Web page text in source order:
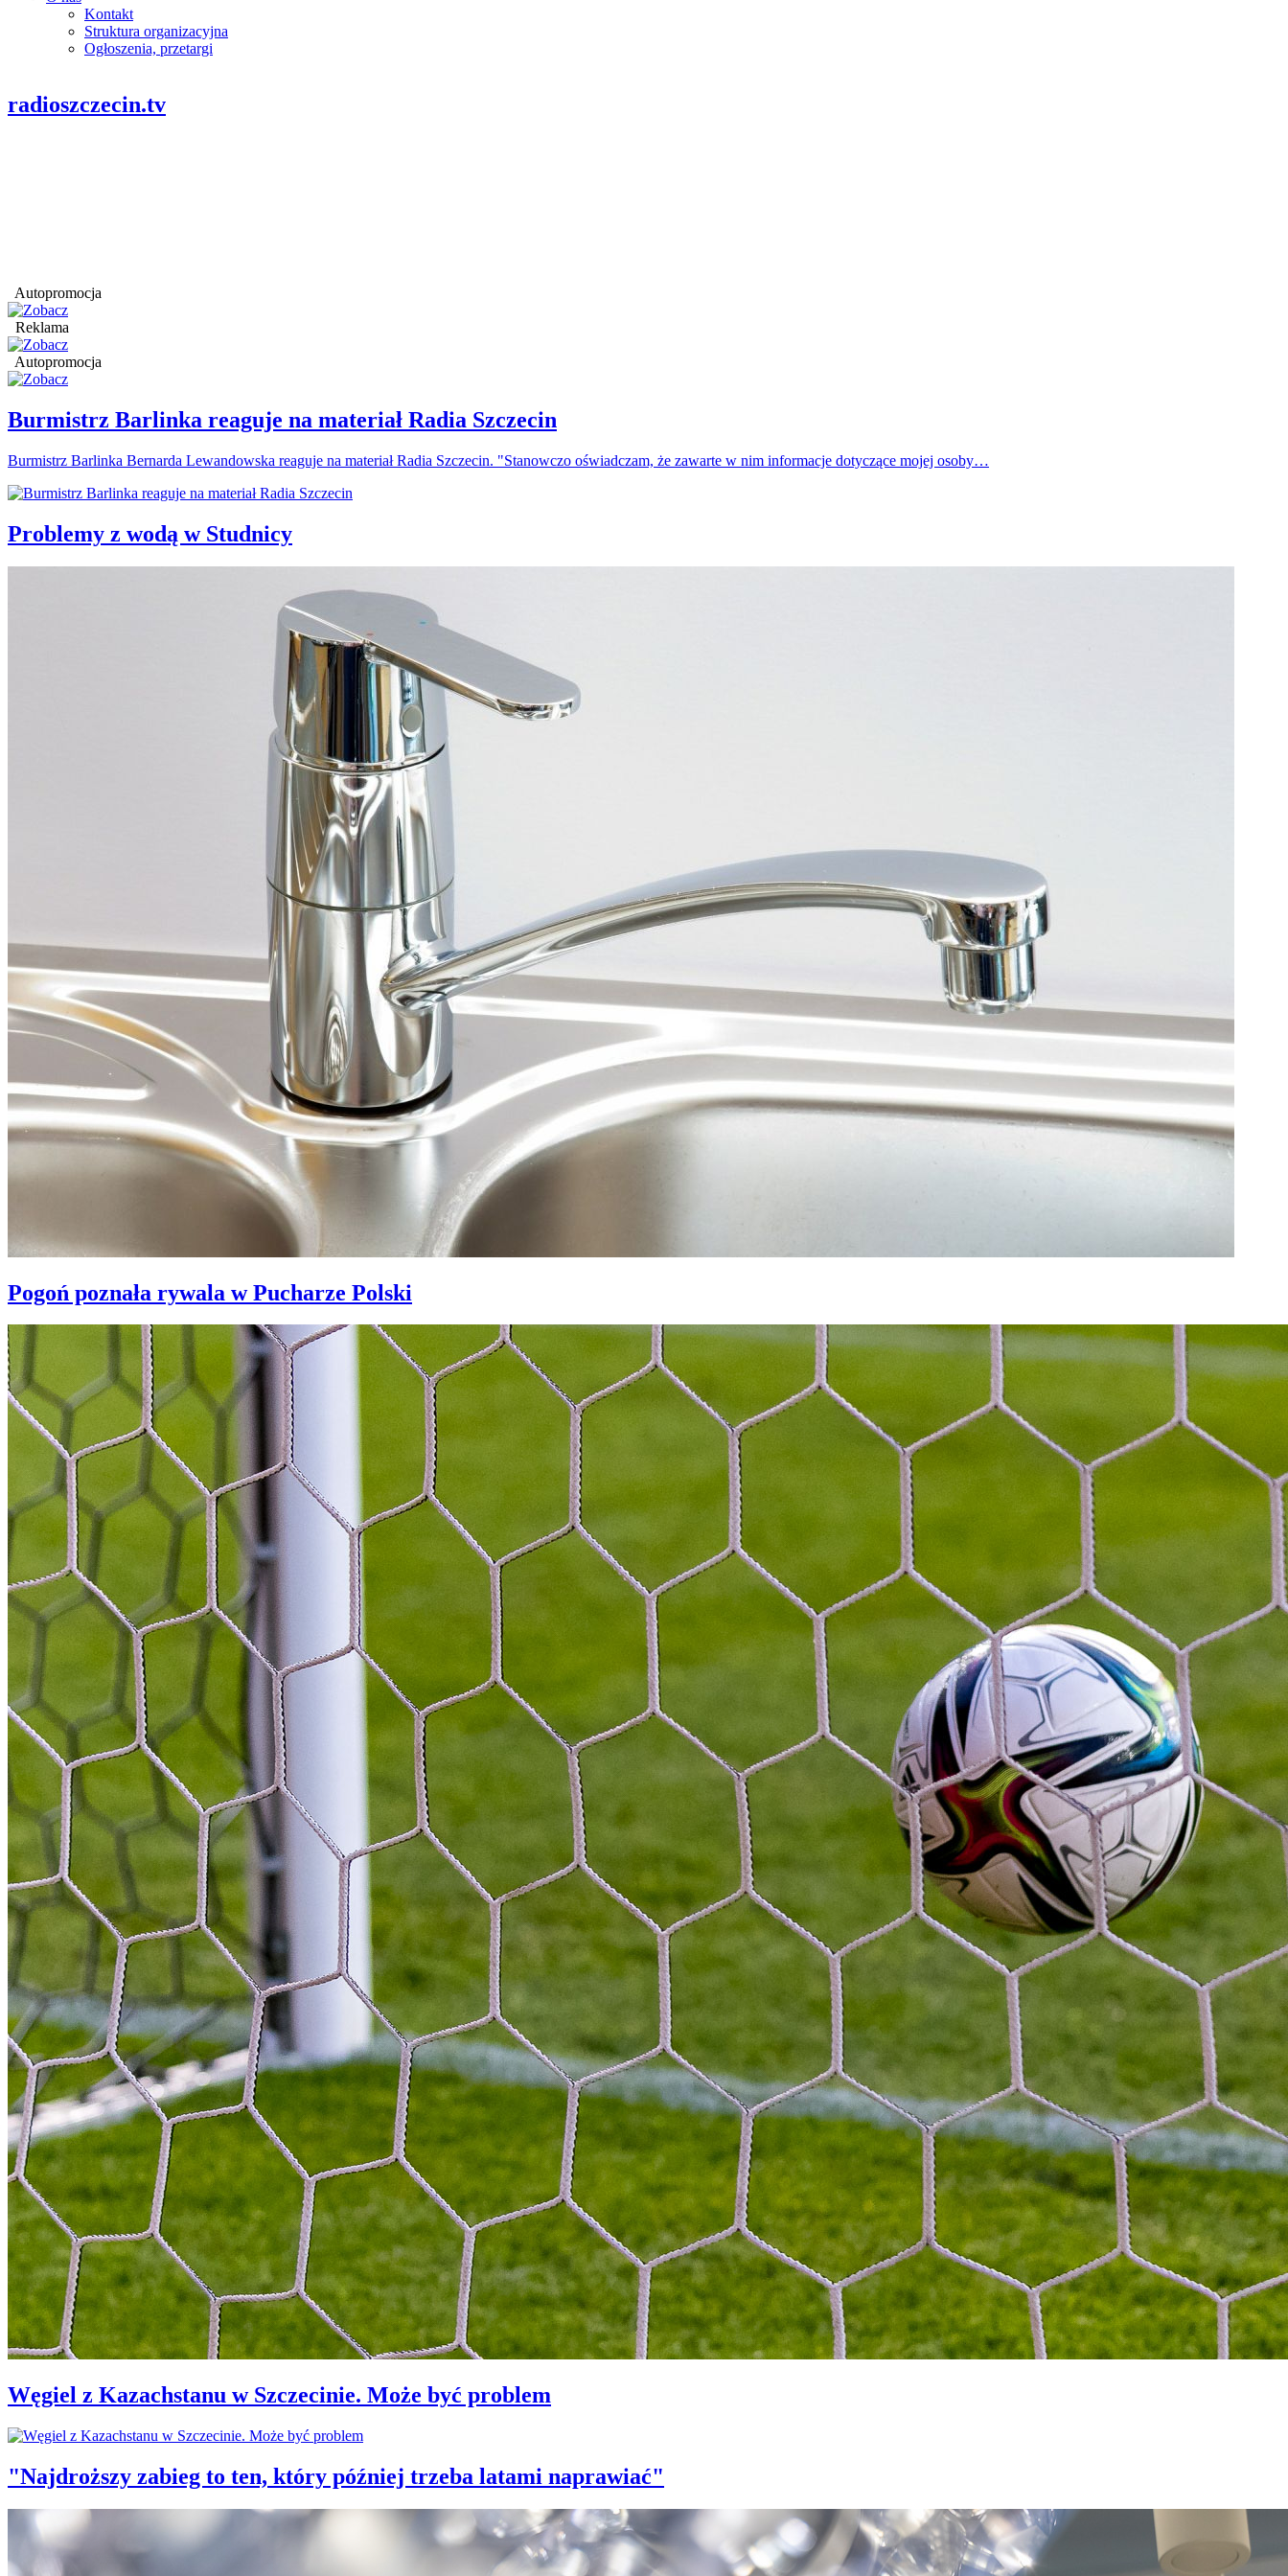
Kontakt
Struktura organizacyjna
Ogłoszenia, przetargi
radioszczecin.tv
Autopromocja
Reklama
Autopromocja
Burmistrz Barlinka reaguje na materiał Radia Szczecin
Burmistrz Barlinka Bernarda Lewandowska reaguje na materiał Radia Szczecin. "Stanowczo oświadczam, że zawarte w nim informacje dotyczące mojej osoby…
Problemy z wodą w Studnicy
Pogoń poznała rywala w Pucharze Polski
Węgiel z Kazachstanu w Szczecinie. Może być problem
"Najdroższy zabieg to ten, który później trzeba latami naprawiać"